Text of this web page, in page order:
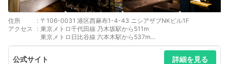
住所 : 〒106-0031 港区西麻布1-4-43 ニシアザブNKビル1F
アクセス
: 東京メトロ千代田線 乃木坂駅から511m
東京メトロ日比谷線 六本木駅から537m
都営大江戸線 六本木駅から580m
公式サイト 詳細を見る